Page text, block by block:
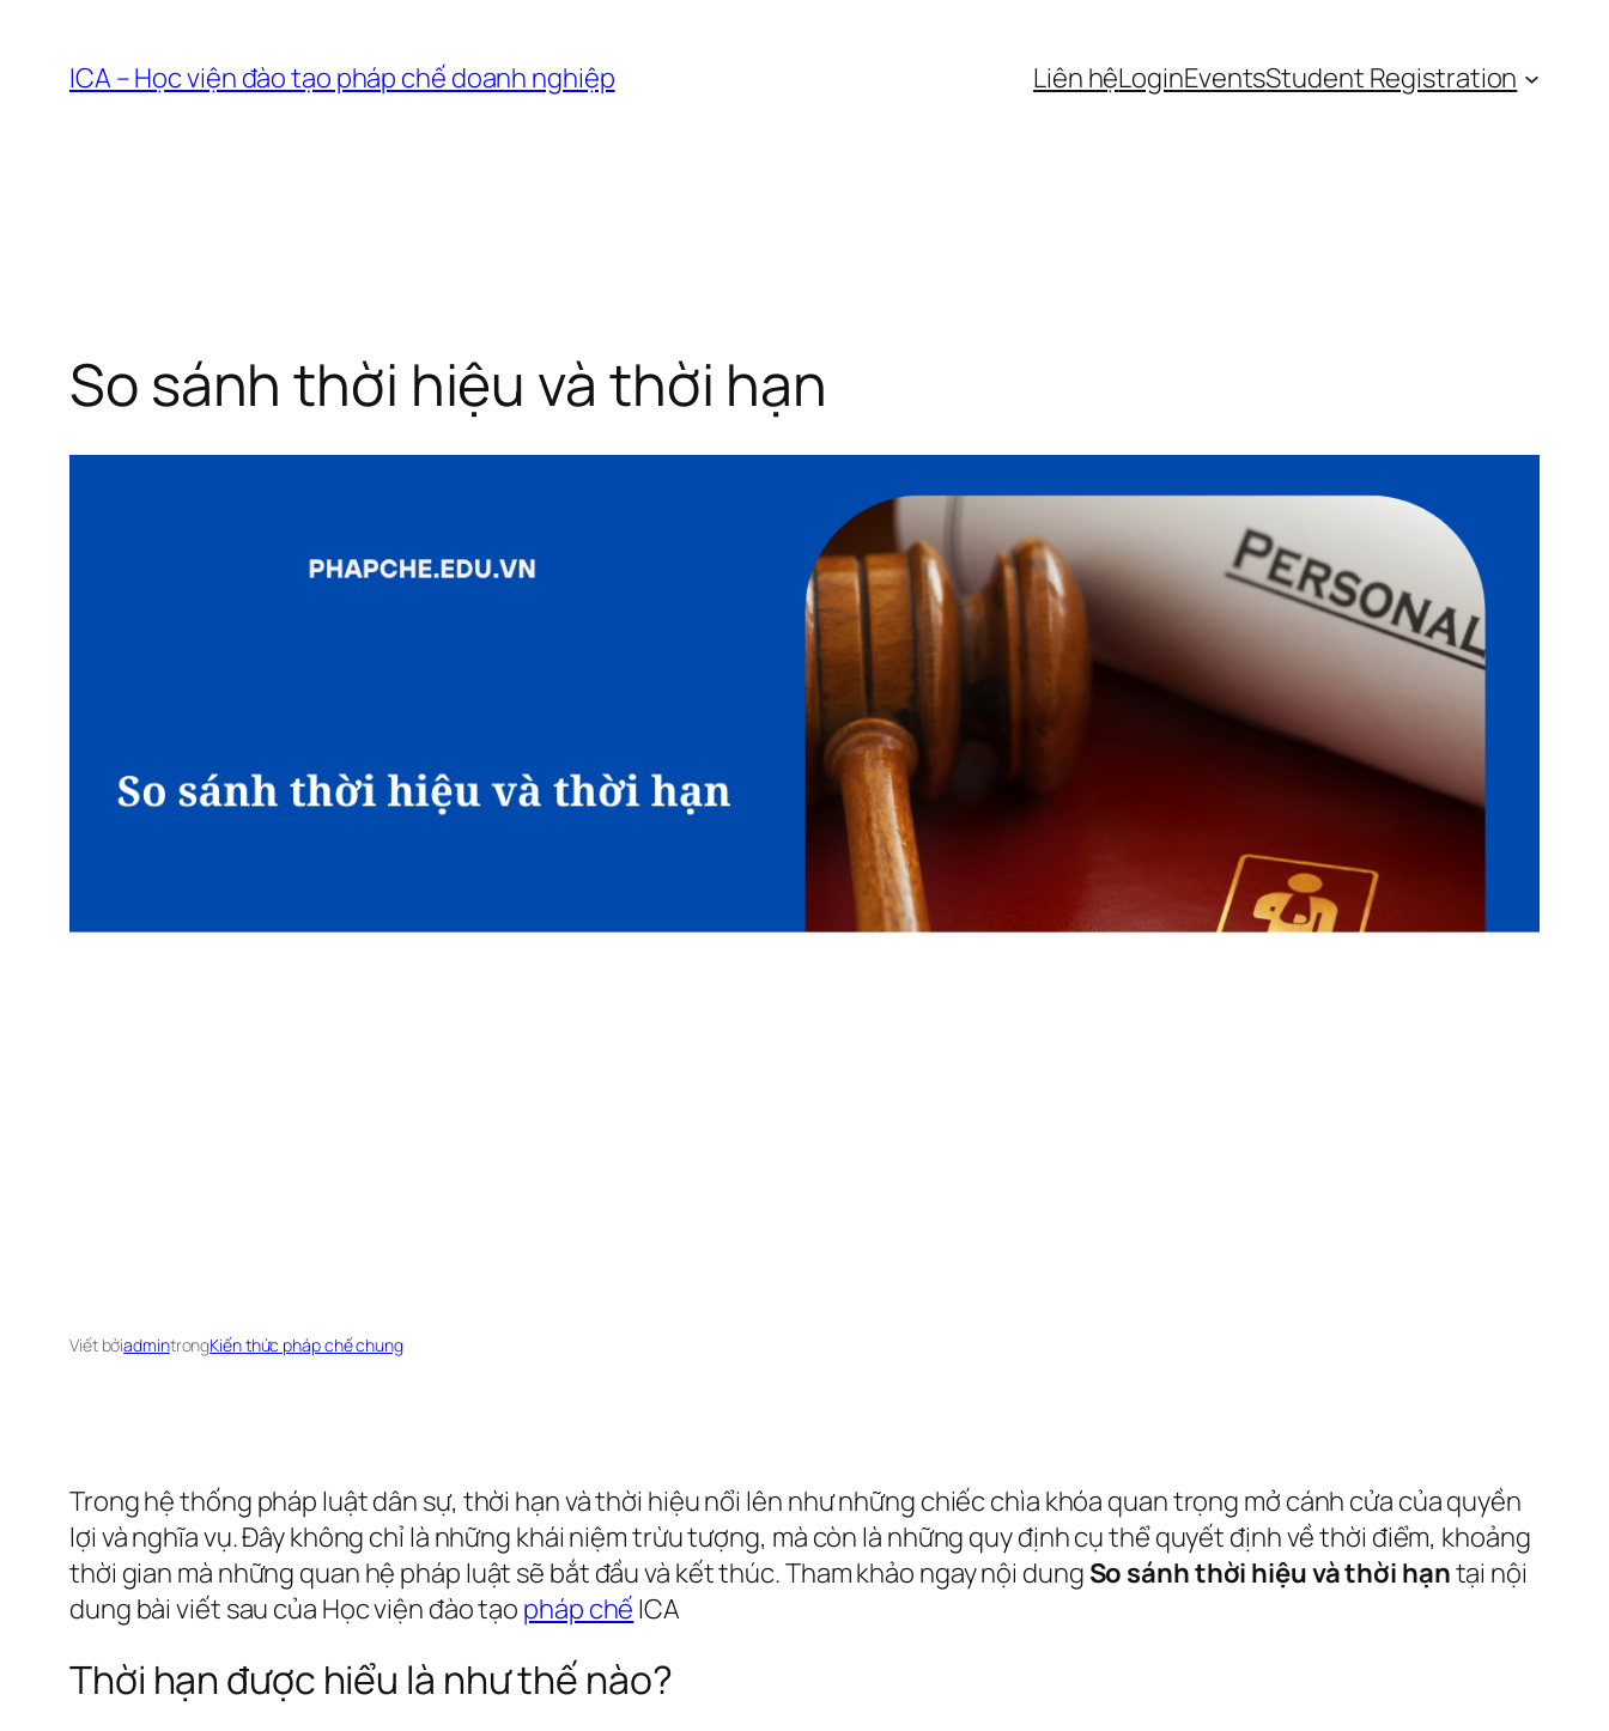
ICA – Học viện đào tạo pháp chế doanh nghiệp Liên hệLoginEventsStudent Registration
So sánh thời hiệu và thời hạn
Viết bởiadmintrongKiến thức pháp chế chung
Trong hệ thống pháp luật dân sự, thời hạn và thời hiệu nổi lên như những chiếc chìa khóa quan trọng mở cánh cửa của quyền
lợi và nghĩa vụ. Đây không chỉ là những khái niệm trừu tượng, mà còn là những quy định cụ thể quyết định về thời điểm, khoảng
thời gian mà những quan hệ pháp luật sẽ bắt đầu và kết thúc. Tham khảo ngay nội dung So sánh thời hiệu và thời hạntại nội
dung bài viết sau của Học viện đào tạo pháp chế ICA
Thời hạn được hiểu là như thế nào?